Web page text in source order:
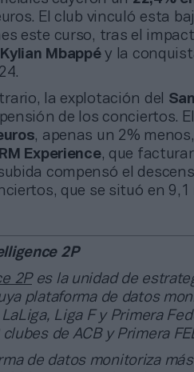
El club vinculó esta
este curso, tras el
Mbappéy la
la explotación del
de los conciertos.
, apenas un 2%
Experience, que
compensó el
que se situó en 9,1
2P
2Pes la unidad de
plataforma de datos
Liga F y Primera
de ACB y Primera
de datos monitoriza